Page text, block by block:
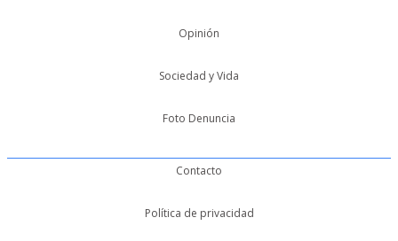
Opinión
Sociedad y Vida
Foto Denuncia
Contacto
Política de privacidad